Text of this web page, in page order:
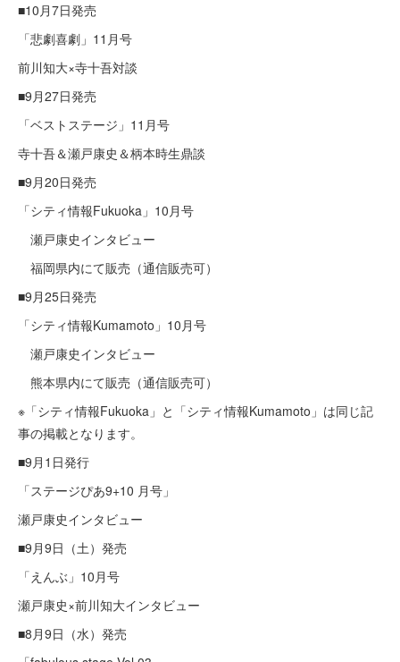
■10月7日発売
「悲劇喜劇」11月号
前川知大×寺十吾対談
■9月27日発売
「ベストステージ」11月号
寺十吾＆瀬戸康史＆柄本時生鼎談
■9月20日発売
「シティ情報Fukuoka」10月号
瀬戸康史インタビュー​
福岡県内にて販売（通信販売可）
■9月25日発売
「シティ情報Kumamoto」10月号
瀬戸康史インタビュー​
熊本県内にて販売（通信販売可）
※「シティ情報Fukuoka」と「シティ情報Kumamoto」は同じ記
事の掲載となります。
■9月1日発行
「ステージぴあ9+10 月号」
瀬戸康史インタビュー​
■9月9日（土）発売
「えんぶ」10月号
瀬戸康史×前川知大インタビュー
■8月9日（水）発売